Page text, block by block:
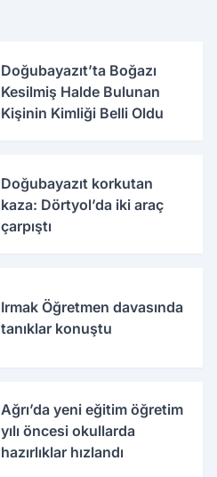
Doğubayazıt’ta Boğazı
Kesilmiş Halde Bulunan
Kişinin Kimliği Belli Oldu
Doğubayazıt korkutan
kaza: Dörtyol’da iki araç
çarpıştı
Irmak Öğretmen davasında
tanıklar konuştu
Ağrı’da yeni eğitim öğretim
yılı öncesi okullarda
hazırlıklar hızlandı